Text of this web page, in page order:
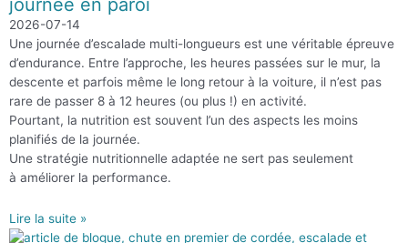
journée en paroi
2026-07-14
Une journée d’escalade multi-longueurs est une véritable épreuve
d’endurance. Entre l’approche, les heures passées sur le mur, la
descente et parfois même le long retour à la voiture, il n’est pas
rare de passer 8 à 12 heures (ou plus !) en activité.
Pourtant, la nutrition est souvent l’un des aspects les moins
planifiés de la journée.
Une stratégie nutritionnelle adaptée ne sert pas seulement
à améliorer la performance.
Lire la suite »